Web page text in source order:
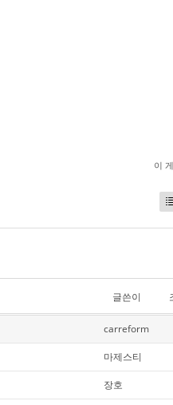
이
글쓴이
carreform
마제스티
장호